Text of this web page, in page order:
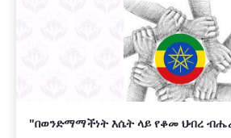
"በወንድማማችነት እሴት ላይ የቆመ ህብረ